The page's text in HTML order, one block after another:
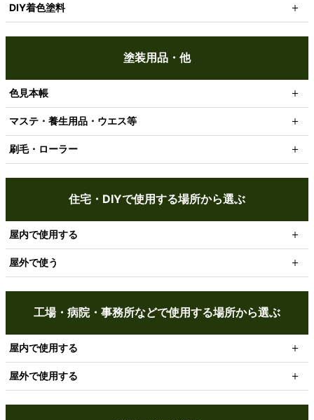
DIY着色塗料
塗装用品・他
色見本帳
マステ・養生用品・ウエス等
刷毛・ローラー
住宅・DIYで使用する場所から選ぶ
屋内で使用する
屋外で使う
工場・病院・事務所などで使用する場所から選ぶ
屋内で使用する
屋外で使用する